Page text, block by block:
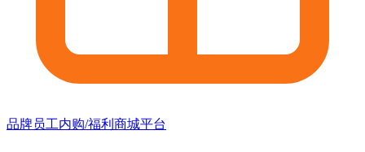
品牌员工内购/福利商城平台